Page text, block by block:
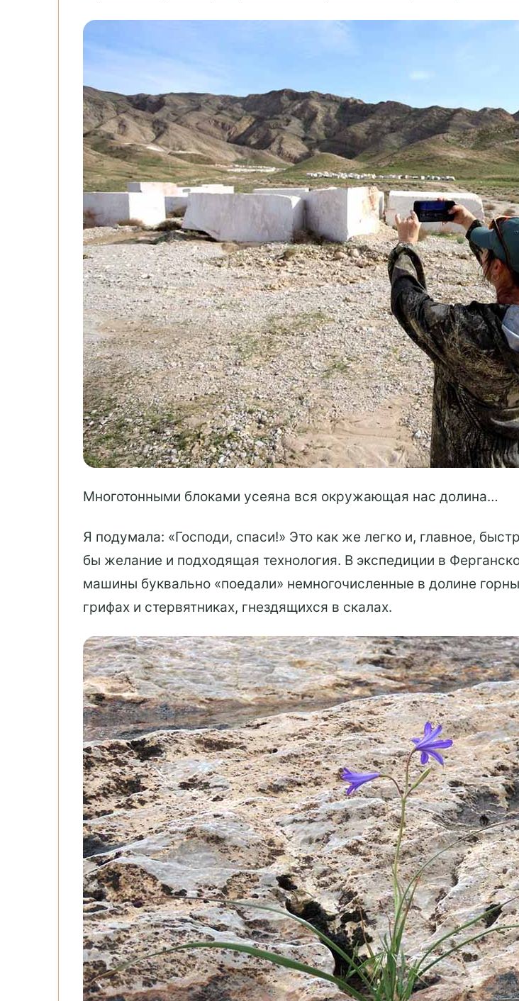
Многотонными блоками усеяна вся окружающая нас долина…
Я подумала: «Господи, спаси!» Это как же легко и, главное,
бы желание и подходящая технология. В экспедиции в
машины буквально «поедали» немногочисленные в долине
грифах и стервятниках, гнездящихся в скалах.